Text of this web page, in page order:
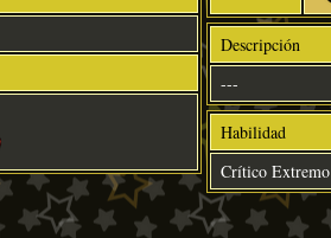
Descripción
---
Habilidad
Crítico Extremo